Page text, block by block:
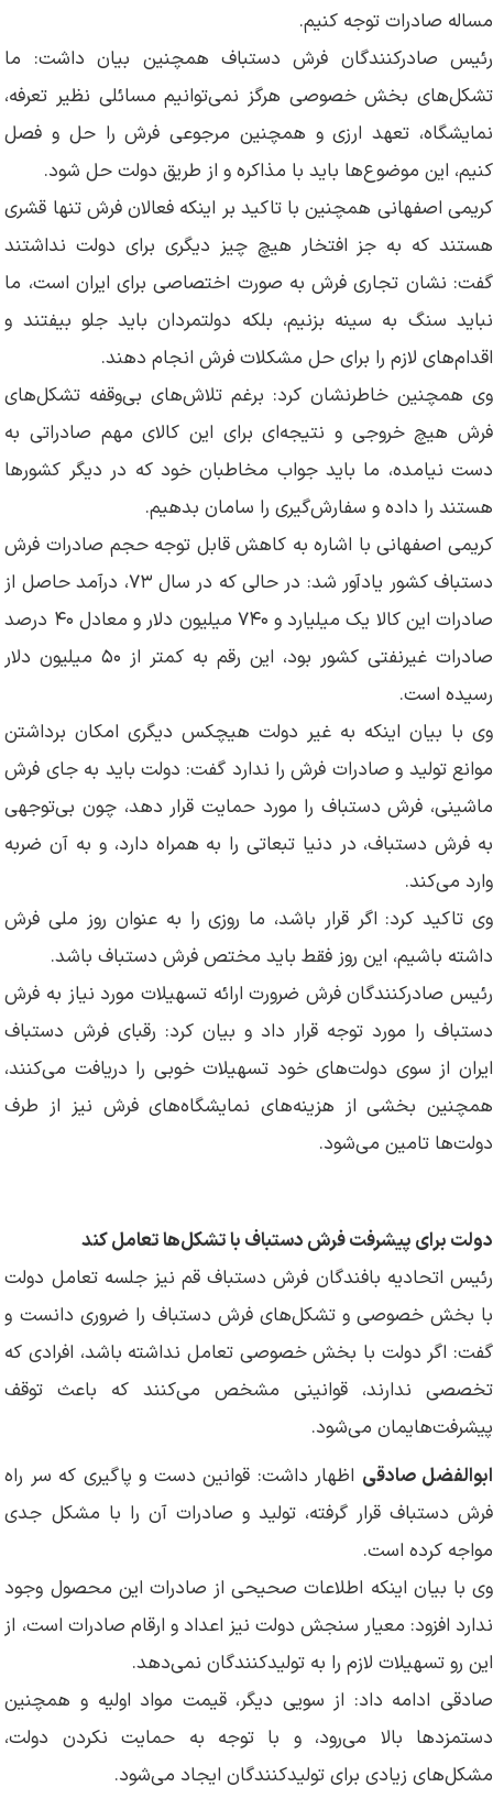
مساله صادرات توجه کنیم.
رئیس صادرکنندگان فرش دستباف همچنین بیان داشت: ما
تشکل‌های بخش خصوصی هرگز نمی‌توانیم مسائلی نظیر تعرفه،
نمایشگاه، تعهد ارزی و همچنین مرجوعی فرش را حل و فصل
کنیم، این موضوع‌ها باید با مذاکره و از طریق دولت حل شود.
کریمی اصفهانی همچنین با تاکید بر اینکه فعالان فرش تنها قشری
هستند که به جز افتخار هیچ چیز دیگری برای دولت نداشتند
گفت: نشان تجاری فرش به صورت اختصاصی برای ایران است، ما
نباید سنگ به سینه بزنیم، بلکه دولتمردان باید جلو بیفتند و
اقدام‌های لازم را برای حل مشکلات فرش انجام دهند.
وی همچنین خاطرنشان کرد: برغم تلاش‌های بی‌وقفه تشکل‌های
فرش هیچ خروجی و نتیجه‌ای برای این کالای مهم صادراتی به
دست نیامده، ما باید جواب مخاطبان خود که در دیگر کشورها
هستند را داده و سفارش‌گیری را سامان بدهیم.
کریمی اصفهانی با اشاره به کاهش قابل توجه حجم صادرات فرش
دستباف کشور یادآور شد: در حالی که در سال ۷۳، درآمد حاصل از
صادرات این کالا یک میلیارد و ۷۴۰ میلیون دلار و معادل ۴۰ درصد
صادرات غیرنفتی کشور بود، این رقم به کمتر از ۵۰ میلیون دلار
رسیده است.
وی با بیان اینکه به غیر دولت هیچکس دیگری امکان برداشتن
موانع تولید و صادرات فرش را ندارد گفت: دولت باید به جای فرش
ماشینی، فرش دستباف را مورد حمایت قرار دهد، چون بی‌توجهی
به فرش دستباف، در دنیا تبعاتی را به همراه دارد، و به آن ضربه
وارد می‌کند.
وی تاکید کرد: اگر قرار باشد، ما روزی را به عنوان روز ملی فرش
داشته باشیم، این روز فقط باید مختص فرش دستباف باشد.
رئیس صادرکنندگان فرش ضرورت ارائه تسهیلات مورد نیاز به فرش
دستباف را مورد توجه قرار داد و بیان کرد: رقبای فرش دستباف
ایران از سوی دولت‌های خود تسهیلات خوبی را دریافت می‌کنند،
همچنین بخشی از هزینه‌های نمایشگاه‌های فرش نیز از طرف
دولت‌ها تامین می‌شود.
دولت برای پیشرفت فرش دستباف با تشکل‌ها تعامل کند
رئیس اتحادیه بافندگان فرش دستباف قم نیز جلسه تعامل دولت
با بخش خصوصی و تشکل‌های فرش دستباف را ضروری دانست و
گفت: اگر دولت با بخش خصوصی تعامل نداشته باشد، افرادی که
تخصصی ندارند، قوانینی مشخص می‌کنند که باعث توقف
پیشرفت‌هایمان می‌شود.
ابوالفضل صادقی اظهار داشت: قوانین دست و پاگیری که سر راه
فرش دستباف قرار گرفته، تولید و صادرات آن را با مشکل جدی
مواجه کرده است.
وی با بیان اینکه اطلاعات صحیحی از صادرات این محصول وجود
ندارد افزود: معیار سنجش دولت نیز اعداد و ارقام صادرات است، از
این رو تسهیلات لازم را به تولیدکنندگان نمی‌دهد.
صادقی ادامه داد: از سویی دیگر، قیمت مواد اولیه و همچنین
دستمزدها بالا می‌رود، و با توجه به حمایت نکردن دولت،
مشکل‌های زیادی برای تولیدکنندگان ایجاد می‌شود.